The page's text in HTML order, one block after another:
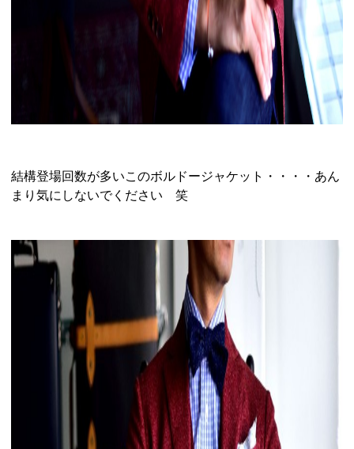
結構登場回数が多いこのボルドージャケット・・・・あん
まり気にしないでください 笑